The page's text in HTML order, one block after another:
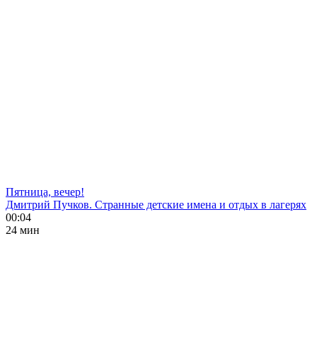
Пятница, вечер!
Дмитрий Пучков. Странные детские имена и отдых в лагерях
00:04
24 мин